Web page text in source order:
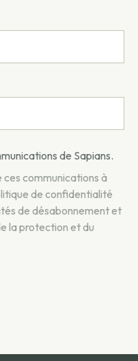
de Sapians.
ces communications à
de confidentialité
de désabonnement et
la protection et du